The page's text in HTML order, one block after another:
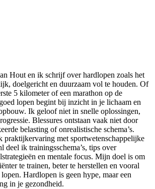
Hout en ik schrijf over hardlopen zoals het
doelgericht en duurzaam vol te houden. Of
5 kilometer of een marathon op de
lopen begint bij inzicht in je lichaam en
Ik geloof niet in snelle oplossingen,
Blessures ontstaan vaak niet door
belasting of onrealistische schema’s.
praktijkervaring met sportwetenschappelijke
deel ik trainingsschema’s, tips over
en mentale focus. Mijn doel is om
te trainen, beter te herstellen en vooral
Hardlopen is geen hype, maar een
in je gezondheid.